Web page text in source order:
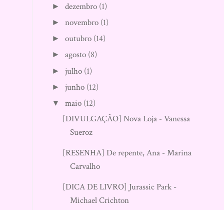
►dezembro (1)
►novembro (1)
►outubro (14)
►agosto (8)
► julho (1)
► junho (12)
▼ maio (12)
[DIVULGAÇÃO] Nova Loja - Vanessa
Sueroz
[RESENHA] De repente, Ana - Marina
Carvalho
[DICA DE LIVRO] Jurassic Park -
Michael Crichton